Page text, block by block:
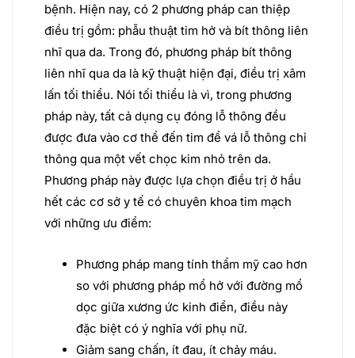
bệnh. Hiện nay, có 2 phương pháp can thiệp
điều trị gồm: phẫu thuật tim hở và bít thông liên
nhĩ qua da. Trong đó, phương pháp bít thông
liên nhĩ qua da là kỹ thuật hiện đại, điều trị xâm
lấn tối thiểu. Nói tối thiểu là vì, trong phương
pháp này, tất cả dụng cụ đóng lỗ thông đều
được đưa vào cơ thể đến tim để vá lỗ thông chỉ
thông qua một vết chọc kim nhỏ trên da.
Phương pháp này được lựa chọn điều trị ở hầu
hết các cơ sở y tế có chuyên khoa tim mạch
với những ưu điểm:
Phương pháp mang tính thẩm mỹ cao hơn
so với phương pháp mổ hở với đường mổ
dọc giữa xương ức kinh điển, điều này
đặc biệt có ý nghĩa với phụ nữ.
Giảm sang chấn, ít đau, ít chảy máu.